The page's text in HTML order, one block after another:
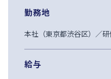
勤務地
本社（東京都渋谷区）／
給与